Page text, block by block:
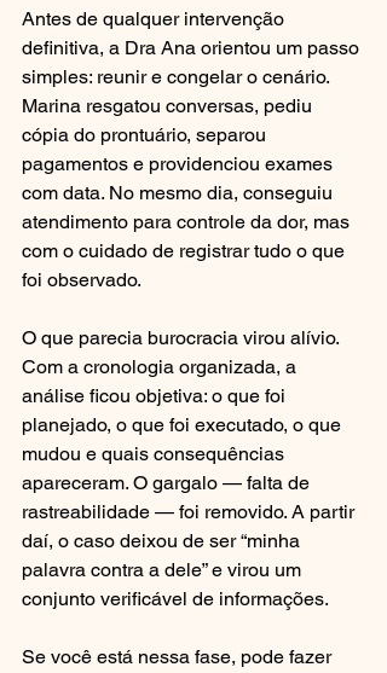
Antes de qualquer intervenção
definitiva, a Dra Ana orientou um passo
simples: reunir e congelar o cenário.
Marina resgatou conversas, pediu
cópia do prontuário, separou
pagamentos e providenciou exames
com data. No mesmo dia, conseguiu
atendimento para controle da dor, mas
com o cuidado de registrar tudo o que
foi observado.
O que parecia burocracia virou alívio.
Com a cronologia organizada, a
análise ficou objetiva: o que foi
planejado, o que foi executado, o que
mudou e quais consequências
apareceram. O gargalo — falta de
rastreabilidade — foi removido. A partir
daí, o caso deixou de ser “minha
palavra contra a dele” e virou um
conjunto verificável de informações.
Se você está nessa fase, pode fazer